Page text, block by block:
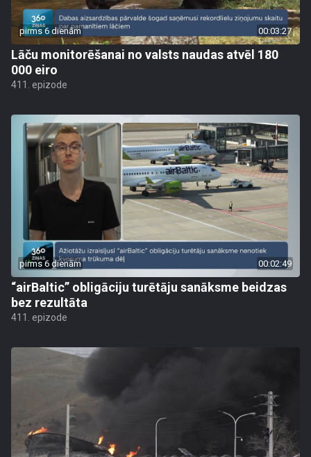
pirms 6 dienām 00:03:27
Lāču monitorēšanai no valsts naudas atvēl 180
000 eiro
411. epizode
pirms 6 dienām 00:02:49
“airBaltic” obligāciju turētāju sanāksme beidzas
bez rezultāta
411. epizode